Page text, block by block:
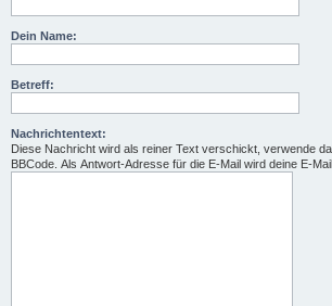
Dein Name:
Betreff:
Nachrichtentext:
Diese Nachricht wird als reiner Text verschickt, verwende
BBCode. Als Antwort-Adresse für die E-Mail wird deine E-